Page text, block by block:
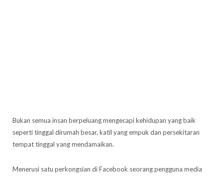
Bukan semua insan berpeluang mengecapi kehidupan yang baik
seperti tinggal dirumah besar, katil yang empuk dan persekitaran
tempat tinggal yang mendamaikan.
Menerusi satu perkongsian di Facebook seorang pengguna media